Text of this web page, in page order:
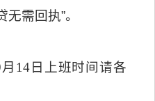
无需回执”。
月 14 日上班时间请各